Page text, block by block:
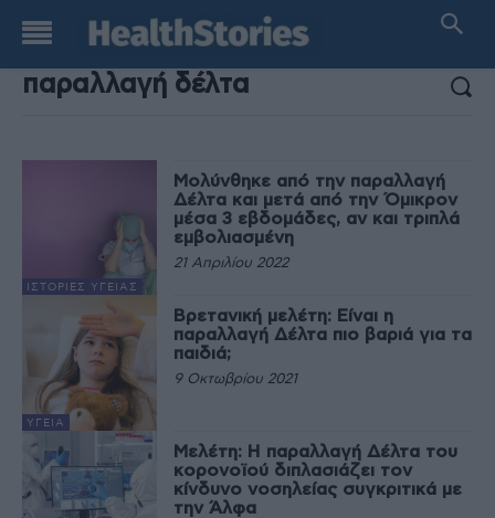
ΑΠΟΤΕΛΕΣΜΑΤΑ ΑΝΑΖΗΤΗΣΗΣ:
ΙΣΤΟΡΊΕΣ ΥΓΕΊΑΣ
Μολύνθηκε από την παραλλαγή
Δέλτα και μετά από την Όμικρον
μέσα 3 εβδομάδες, αν και τριπλά
εμβολιασμένη
21 Απριλίου 2022
ΥΓΕΊΑ
Βρετανική μελέτη: Είναι η
παραλλαγή Δέλτα πιο βαριά για τα
παιδιά;
9 Οκτωβρίου 2021
Μελέτη: Η παραλλαγή Δέλτα του
κορονοϊού διπλασιάζει τον
κίνδυνο νοσηλείας συγκριτικά με
την Άλφα